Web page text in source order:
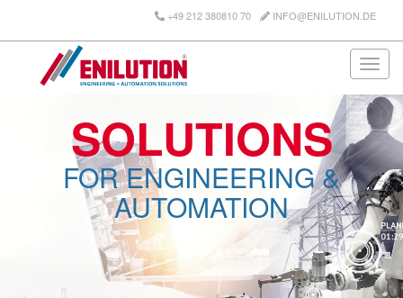
+49 212 380810 70 INFO@ENILUTION.DE
SOLUTIONS
FOR ENGINEERING &
AUTOMATION